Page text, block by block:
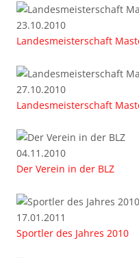
23.10.2010
Landesmeisterschaft
27.10.2010
Landesmeisterschaft
04.11.2010
Der Verein in der BLZ
17.01.2011
Sportler des Jahres 2010